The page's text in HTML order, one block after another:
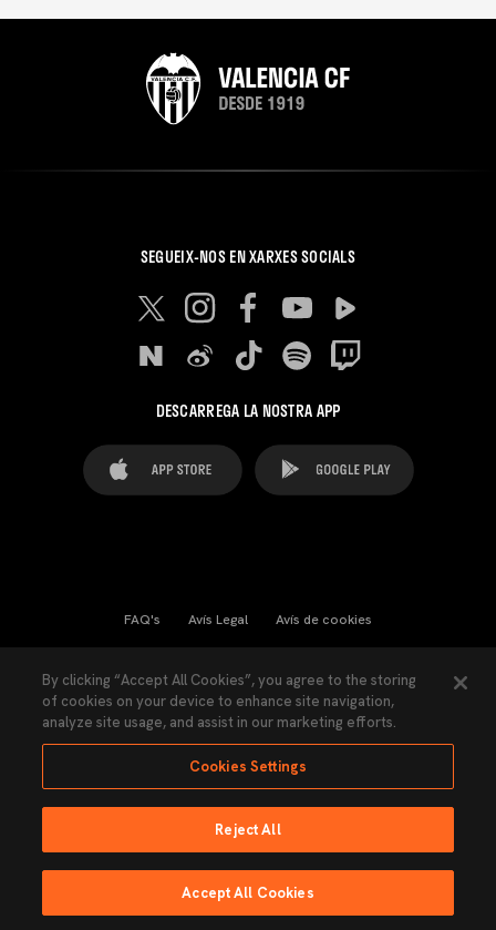
SEGUEIX-NOS EN XARXES SOCIALS
DESCARREGA LA NOSTRA APP
FAQ's Avís Legal Avís de cookies
Llei de Transparència Política de Privacitat
Accessibilitat
Ninguna parte de esta página puede ser reproducida sin el permiso del Valencia
Fet per Lobo
By clicking “Accept All Cookies”, you agree to the storing
of cookies on your device to enhance site navigation,
analyze site usage, and assist in our marketing efforts.
Cookies Settings
Reject All
Accept All Cookies